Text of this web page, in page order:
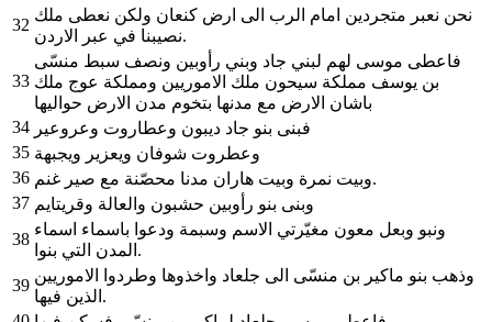
32
نحن نعبر متجردين امام الرب الى ارض كنعان ولكن نعطى ملك
نصيبنا في عبر الاردن.
33
فاعطى موسى لهم لبني جاد وبني رأوبين ونصف سبط منسّى
بن يوسف مملكة سيحون ملك الاموريين ومملكة عوج ملك
باشان الارض مع مدنها بتخوم مدن الارض حواليها
34 فبنى بنو جاد ديبون وعطاروت وعروعير
35 وعطروت شوفان ويعزير ويجبهة
36
وبيت نمرة وبيت هاران مدنا محصّنة مع صير غنم.
37 وبنى بنو رأوبين حشبون والعالة وقريتايم
38
ونبو وبعل معون مغيّرتي الاسم وسبمة ودعوا باسماء اسماء
المدن التي بنوا.
39
وذهب بنو ماكير بن منسّى الى جلعاد واخذوها وطردوا الاموريين
الذين فيها.